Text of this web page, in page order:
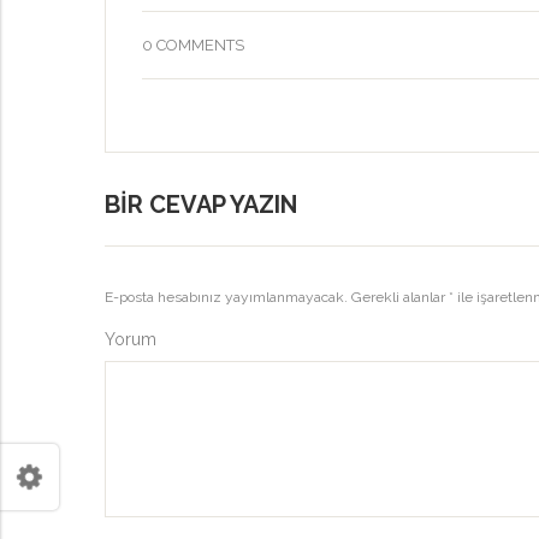
0 COMMENTS
BIR CEVAP YAZIN
E-posta hesabınız yayımlanmayacak. Gerekli alanlar * ile
Yorum